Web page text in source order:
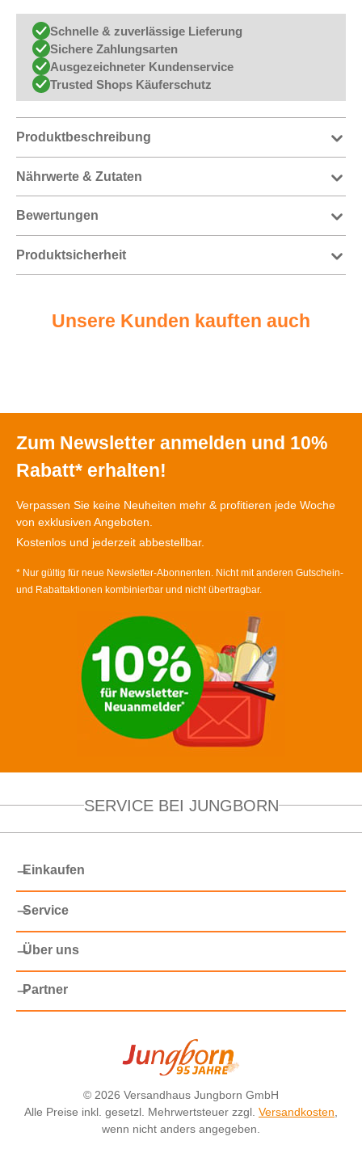
Schnelle & zuverlässige Lieferung
Sichere Zahlungsarten
Ausgezeichneter Kundenservice
Trusted Shops Käuferschutz
Produktbeschreibung
Nährwerte & Zutaten
Bewertungen
Produktsicherheit
Unsere Kunden kauften auch
Zum Newsletter anmelden und 10%
Rabatt* erhalten!
Verpassen Sie keine Neuheiten mehr & profitieren jede Woche
von exklusiven Angeboten.
Kostenlos und jederzeit abbestellbar.
* Nur gültig für neue Newsletter-Abonnenten. Nicht mit anderen Gutschein-
und Rabattaktionen kombinierbar und nicht übertragbar.
SERVICE BEI JUNGBORN
Einkaufen
Service
Über uns
Partner
© 2026 Versandhaus Jungborn GmbH
Alle Preise inkl. gesetzl. Mehrwertsteuer zzgl. Versandkosten,
wenn nicht anders angegeben.